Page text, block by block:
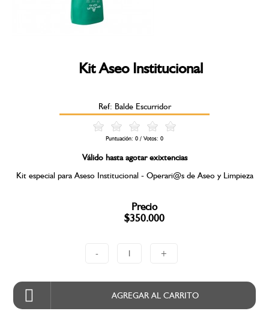
Kit Aseo Institucional
Ref: Balde Escurridor
Puntuación: 0 / Votos: 0
Válido hasta agotar exixtencias
Kit especial para Aseso Institucional - Operari@s de Aseo y Limpieza
Precio
$350.000
- 1 +
AGREGAR AL CARRITO